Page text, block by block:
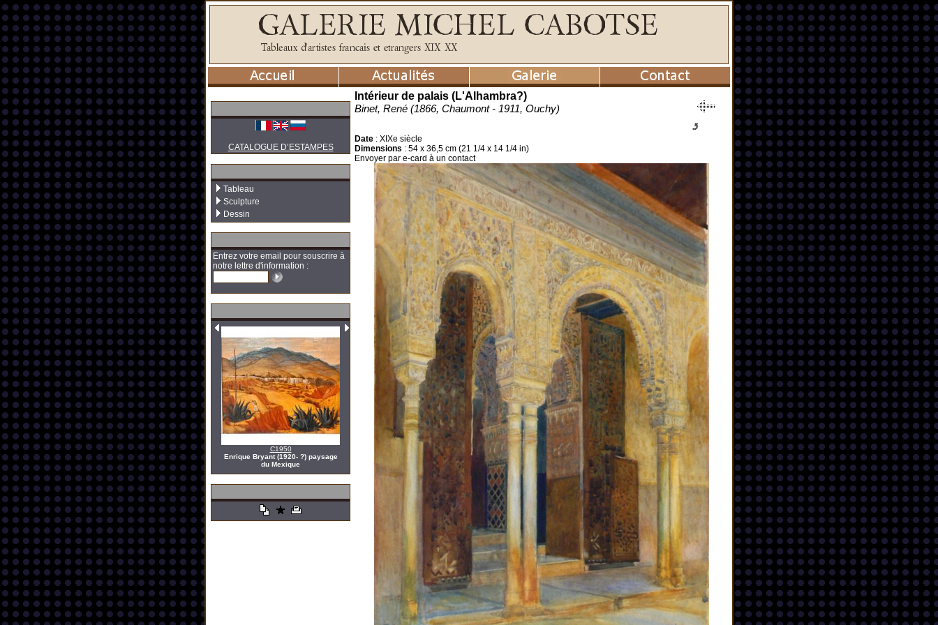
CATALOGUE D’ESTAMPES
Tableau
Sculpture
Dessin
Entrez votre email pour souscrire à
notre lettre d'information :
C1950
Enrique Bryant (1920- ?) paysage
du Mexique
Intérieur de palais (L'Alhambra?)
Binet, René (1866, Chaumont - 1911, Ouchy)
Date : XIXe siècle
Dimensions : 54 x 36,5 cm (21 1/4 x 14 1/4 in)
Envoyer par e-card à un contact